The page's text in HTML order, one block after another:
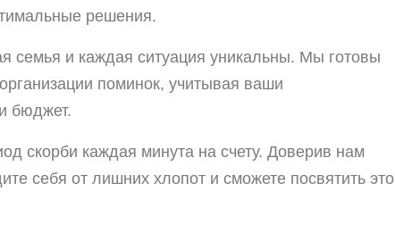
решения.
семья и каждая ситуация уникальны. Мы готовы
поминок, учитывая ваши
бюджет.
скорби каждая минута на счету. Доверив нам
себя от лишних хлопот и сможете посвятить это